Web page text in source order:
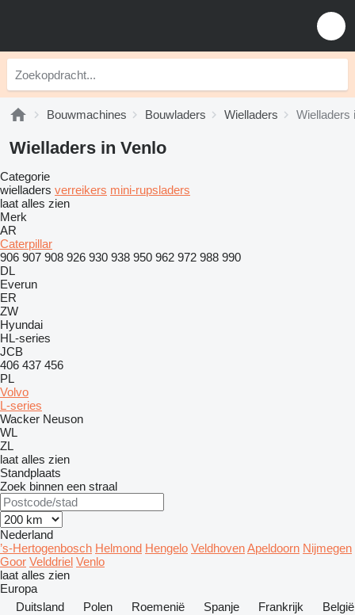
Bouwmachines Bouwladers Wielladers Wielladers
Wielladers in Venlo
Categorie
wielladers verreikers mini-rupsladers
laat alles zien
Merk
AR
Caterpillar
906 907 908 926 930 938 950 962 972 988 990
DL
Everun
ER
ZW
Hyundai
HL-series
JCB
406 437 456
PL
Volvo
L-series
Wacker Neuson
WL
ZL
laat alles zien
Standplaats
Zoek binnen een straal
Nederland
’s-Hertogenbosch Helmond Hengelo VeldhovenApeldoorn Nijmegen
Goor Velddriel Venlo
laat alles zien
Europa
Duitsland
Polen Roemenië Spanje Frankrijk
België